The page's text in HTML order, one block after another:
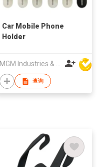
Car Mobile Phone
Holder
查询